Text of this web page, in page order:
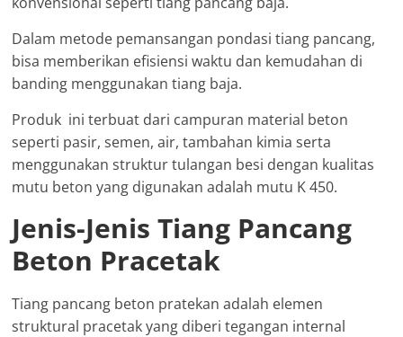
Dalam metode pemansangan pondasi tiang pancang,
bisa memberikan efisiensi waktu dan kemudahan di
banding menggunakan tiang baja.
Produk ini terbuat dari campuran material beton
seperti pasir, semen, air, tambahan kimia serta
menggunakan struktur tulangan besi dengan kualitas
mutu beton yang digunakan adalah mutu K 450.
Jenis-Jenis Tiang Pancang
Beton Pracetak
Tiang pancang beton pratekan adalah elemen
struktural pracetak yang diberi tegangan internal